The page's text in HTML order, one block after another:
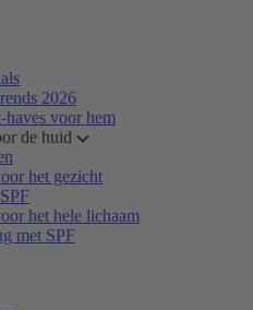
2026
haves voor hem
de huid
het gezicht
het hele lichaam
met SPF